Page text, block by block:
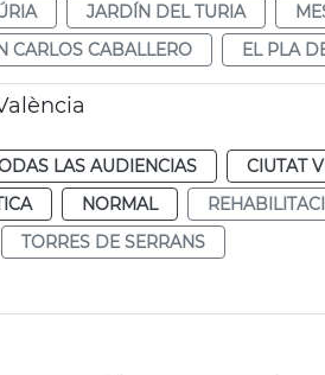
JARDÍN DEL TURIA
CARLOS CABALLERO EL PLA
LAS AUDIENCIAS
CIUTAT
NORMAL
TORRES DE SERRANS